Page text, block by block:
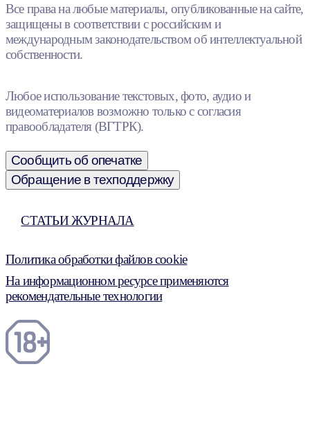
Все права на любые материалы, опубликованные на сайте,
защищены в соответствии с российским и
международным законодательством об интеллектуальной
собственности.
Любое использование текстовых, фото, аудио и
видеоматериалов возможно только с согласия
правообладателя (ВГТРК).
Сообщить об опечатке
Обращение в техподдержку
СТАТЬИ ЖУРНАЛА
Политика обработки файлов cookie
На информационном ресурсе применяются
рекомендательные технологии